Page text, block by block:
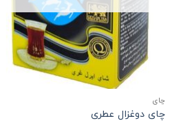
چاي
چای دوغزال عطری